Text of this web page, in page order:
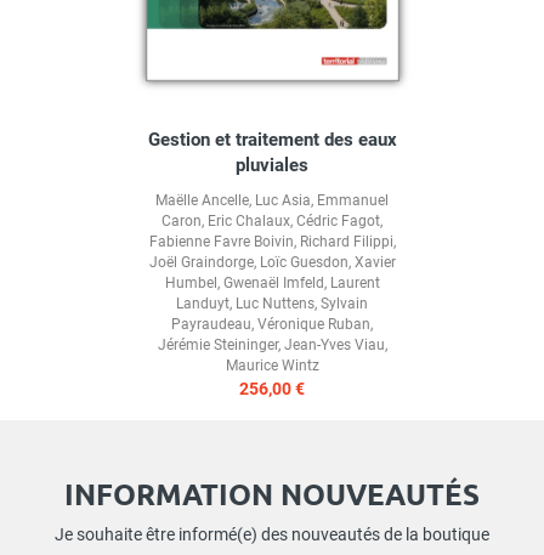
Gestion et traitement des eaux
pluviales
Maëlle Ancelle, Luc Asia, Emmanuel
Caron, Eric Chalaux, Cédric Fagot,
Fabienne Favre Boivin, Richard Filippi,
Joël Graindorge, Loïc Guesdon, Xavier
Humbel, Gwenaël Imfeld, Laurent
Landuyt, Luc Nuttens, Sylvain
Payraudeau, Véronique Ruban,
Jérémie Steininger, Jean-Yves Viau,
Maurice Wintz
256,00 €
INFORMATION NOUVEAUTÉS
Je souhaite être informé(e) des nouveautés de la boutique